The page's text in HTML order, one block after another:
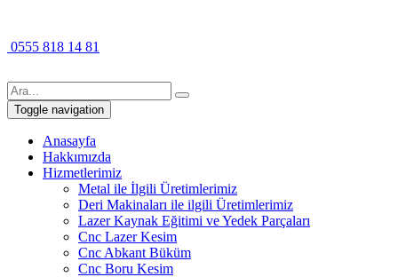
0555 818 14 81
Toggle navigation
Anasayfa
Hakkımızda
Hizmetlerimiz
Metal ile İlgili Üretimlerimiz
Deri Makinaları ile ilgili Üretimlerimiz
Lazer Kaynak Eğitimi ve Yedek Parçaları
Cnc Lazer Kesim
Cnc Abkant Büküm
Cnc Boru Kesim